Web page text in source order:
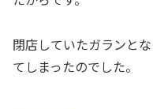
閉店していたガランと
てしまったのでした。